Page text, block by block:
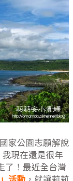
家公園志願解說
現在還是很年
了！最近全台灣